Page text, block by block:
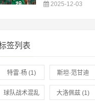
2025-12-03
签列表
特雷·杨 (1) 斯坦·范甘迪
(1)
球队战术混乱 大洛佩兹(1)